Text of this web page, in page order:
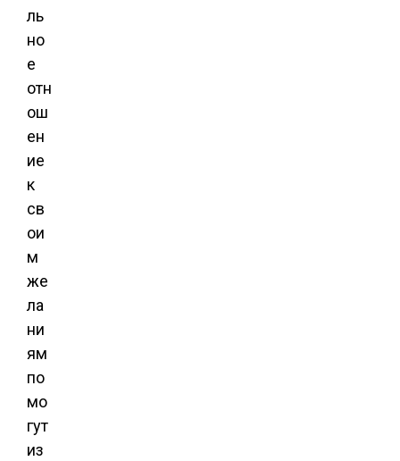
ль
но
е
отн
ош
ен
ие
к
св
ои
м
же
ла
ни
ям
по
мо
гут
из